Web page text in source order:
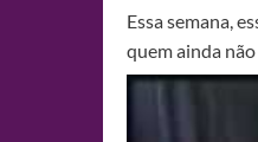
Essa semana,
quem ainda